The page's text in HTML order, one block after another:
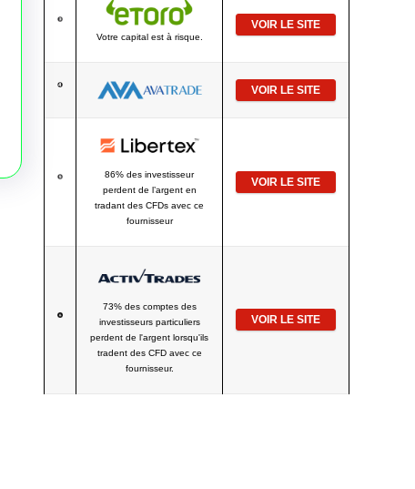
Votre capital est à risque.
VOIR LE SITE
VOIR LE SITE
86% des investisseur
perdent de l’argent en
tradant des CFDs avec ce
fournisseur
VOIR LE SITE
73% des comptes des
investisseurs particuliers
perdent de l'argent lorsqu'ils
tradent des CFD avec ce
fournisseur.
VOIR LE SITE